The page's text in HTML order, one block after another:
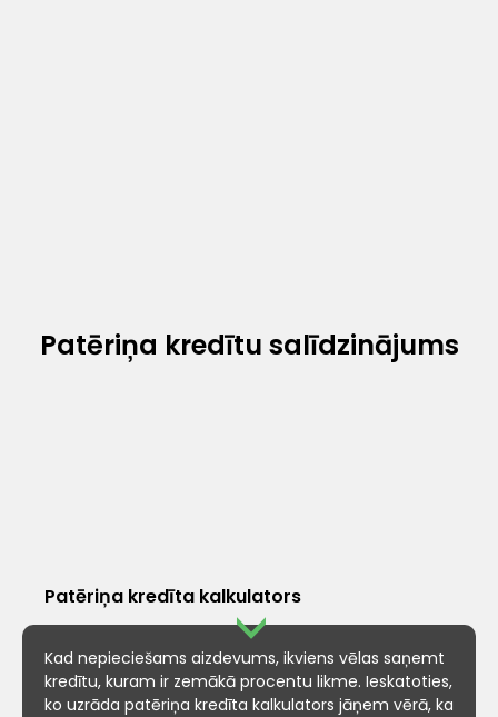
Patēriņa kredītu salīdzinājums
Patēriņa kredīta kalkulators
Kad nepieciešams aizdevums, ikviens vēlas saņemt
kredītu, kuram ir zemākā procentu likme. Ieskatoties,
ko uzrāda patēriņa kredīta kalkulators jāņem vērā, ka